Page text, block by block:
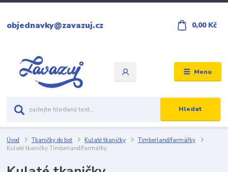
Menu
Hledat
objednavky@zavazuj.cz 0,00 Kč
Úvod Tkaničky do bot Kulaté tkaničky
Timberland/farmářky
Kulaté tkaničky Timberland/farmářky